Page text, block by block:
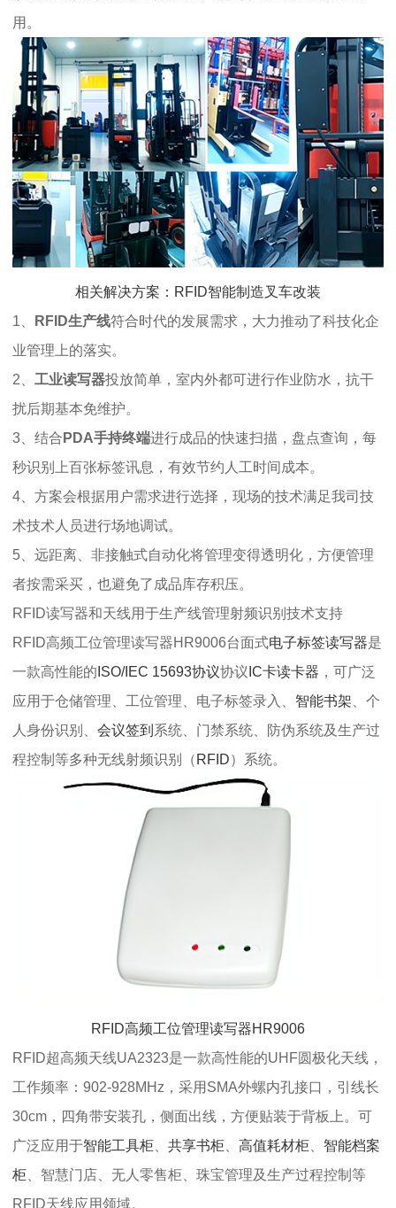
用。
相关解决方案：RFID智能制造叉车改装
1、
RFID生产线符合时代的发展需求，大力推动了科技化企
业管理上的落实。
2、 工业读写器投放简单，室内外都可进行作业防水，抗干
扰后期基本免维护。
3、结合 PDA手持终端进行成品的快速扫描，盘点查询，每
秒识别上百张标签讯息，有效节约人工时间成本。
4、方案会根据用户需求进行选择，现场的技术满足我司技
术技术人员进行场地调试。
5、远距离、非接触式自动化将管理变得透明化，方便管理
者按需采买，也避免了成品库存积压。
RFID读写器和天线用于生产线管理射频识别技术支持
RFID高频工位管理读写器HR9006台面式电子标签读写器是
一款高性能的 ISO/IEC 15693协议协议 IC卡读卡器 ，可广泛
应用于仓储管理、工位管理、电子标签录入、 智能书架 、个
人身份识别、 会议签到 系统、门禁系统、防伪系统及生产过
程控制等多种无线射频识别（ RFID）系统。
RFID高频工位管理读写器HR9006
RFID超高频天线UA2323是一款高性能的UHF圆极化天线，
工作频率：902-928MHz，采用SMA外螺内孔接口，引线长
30cm，四角带安装孔，侧面出线，方便贴装于背板上。可
广泛应用于智能工具柜 共享书柜 高值耗材柜
智能档案
柜 、智慧门店、无人零售柜、珠宝管理及生产过程控制等
RFID天线应用领域。